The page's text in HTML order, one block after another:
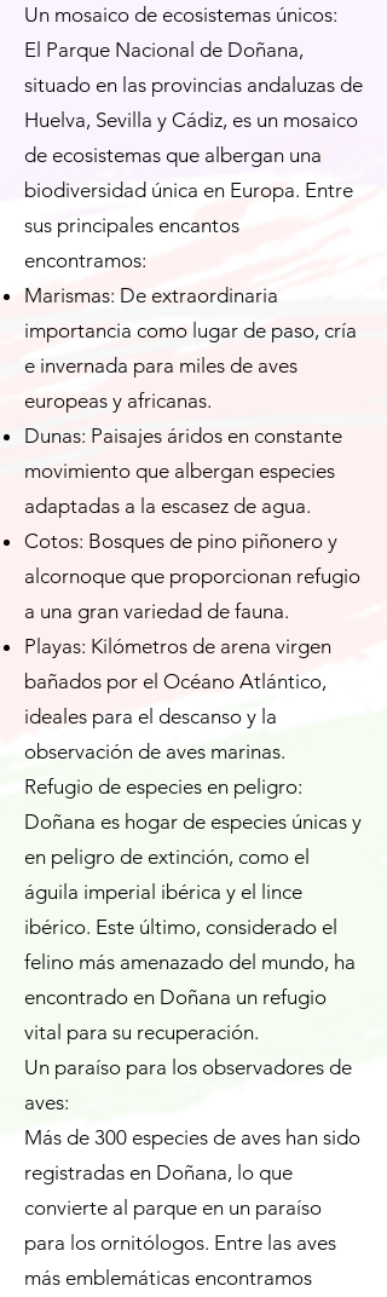
Un mosaico de ecosistemas únicos:
El Parque Nacional de Doñana,
situado en las provincias andaluzas de
Huelva, Sevilla y Cádiz, es un mosaico
de ecosistemas que albergan una
biodiversidad única en Europa. Entre
sus principales encantos
encontramos:
Marismas: De extraordinaria
importancia como lugar de paso, cría
e invernada para miles de aves
europeas y africanas.
Dunas: Paisajes áridos en constante
movimiento que albergan especies
adaptadas a la escasez de agua.
Cotos: Bosques de pino piñonero y
alcornoque que proporcionan refugio
a una gran variedad de fauna.
Playas: Kilómetros de arena virgen
bañados por el Océano Atlántico,
ideales para el descanso y la
observación de aves marinas.
Refugio de especies en peligro:
Doñana es hogar de especies únicas y
en peligro de extinción, como el
águila imperial ibérica y el lince
ibérico. Este último, considerado el
felino más amenazado del mundo, ha
encontrado en Doñana un refugio
vital para su recuperación.
Un paraíso para los observadores de
aves:
Más de 300 especies de aves han sido
registradas en Doñana, lo que
convierte al parque en un paraíso
para los ornitólogos. Entre las aves
más emblemáticas encontramos